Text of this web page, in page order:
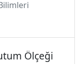
Ölçeği